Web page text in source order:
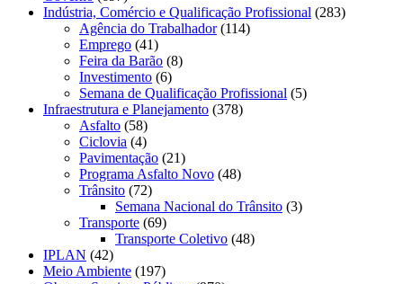
Indústria, Comércio e Qualificação Profissional (283)
Agência do Trabalhador(114)
Emprego (41)
Feira da Barão (8)
Investimento (6)
Semana de Qualificação Profissional (5)
Infraestrutura e Planejamento (378)
Asfalto (58)
Ciclovia (4)
Pavimentação (21)
Programa Asfalto Novo (48)
Trânsito (72)
Semana Nacional do Trânsito (3)
Transporte (69)
Transporte Coletivo (48)
IPLAN (42)
Meio Ambiente (197)